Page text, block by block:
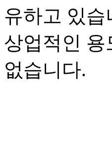
유하고 있습
상업적인 용
없습니다.